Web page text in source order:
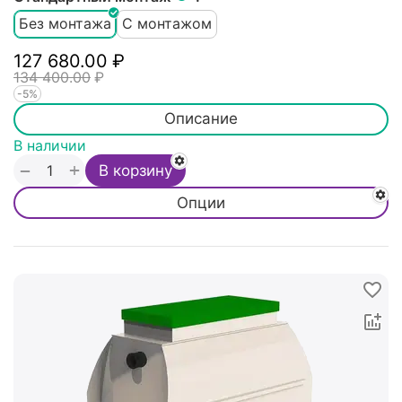
Без монтажа
С монтажом
127 680.00 ₽
134 400.00 ₽
-5%
Описание
Опции
В наличии
+
− В корзину